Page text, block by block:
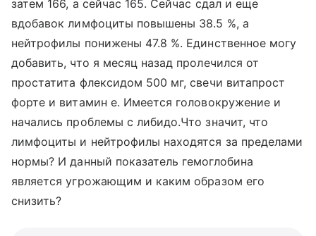
затем 166, а сейчас 165. Сейчас сдал и еще
вдобавок лимфоциты повышены 38.5 %, а
нейтрофилы понижены 47.8 %. Единственное могу
добавить, что я месяц назад пролечился от
простатита флексидом 500 мг, свечи витапрост
форте и витамин е. Имеется головокружение и
начались проблемы с либидо.Что значит, что
лимфоциты и нейтрофилы находятся за пределами
нормы? И данный показатель гемоглобина
является угрожающим и каким образом его
снизить?